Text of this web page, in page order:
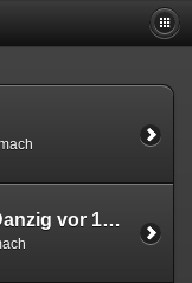
GDAŃSK DO 1945 r. [Danzig vor 1945]